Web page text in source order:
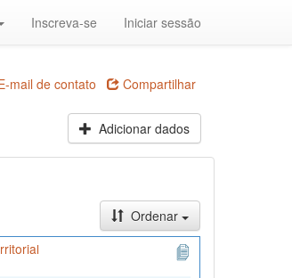
Inscreva-se Iniciar sessão
mail de contato Compartilhar
Adicionar dados
Ordenar